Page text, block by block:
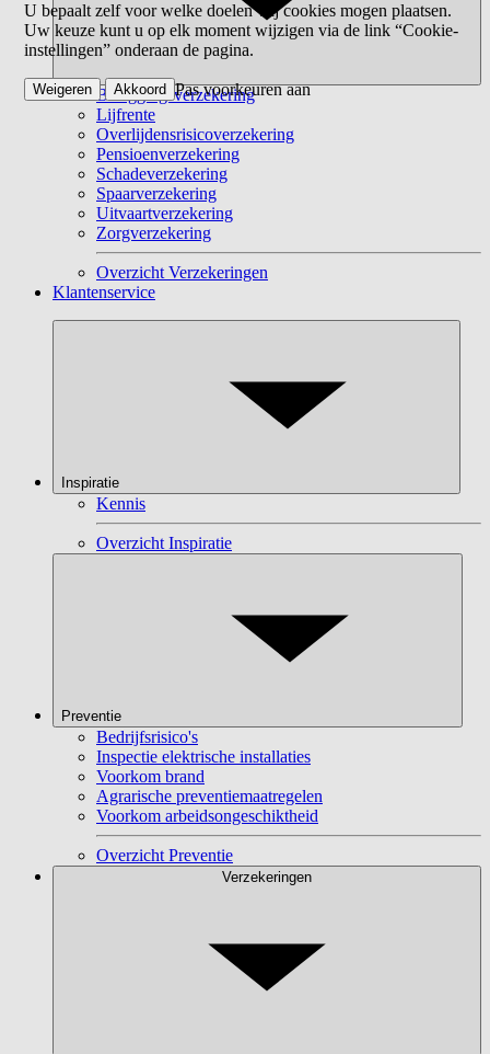
Beleggingsverzekering
Lijfrente
Overlijdensrisicoverzekering
Pensioenverzekering
Schadeverzekering
Spaarverzekering
Uitvaartverzekering
Zorgverzekering
Overzicht Verzekeringen
Klantenservice
Inspiratie
Kennis
Overzicht Inspiratie
Preventie
Bedrijfsrisico's
Inspectie elektrische installaties
Voorkom brand
Agrarische preventiemaatregelen
Voorkom arbeidsongeschiktheid
Overzicht Preventie
Verzekeringen
U bepaalt zelf voor welke doelen wij cookies mogen plaatsen.
Uw keuze kunt u op elk moment wijzigen via de link “Cookie-
instellingen” onderaan de pagina.
Pas voorkeuren aan
Weigeren Akkoord